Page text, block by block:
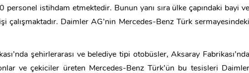
personel istihdam etmektedir. Bunun yanı sıra ülke çapındaki bayi ve
çalışmaktadır. Daimler AG’nin Mercedes-Benz Türk sermayesindeki
şehirlerarası ve belediye tipi otobüsler, Aksaray Fabrikası’nda
ve çekiciler üreten Mercedes-Benz Türk’ün bu tesisleri Daimler